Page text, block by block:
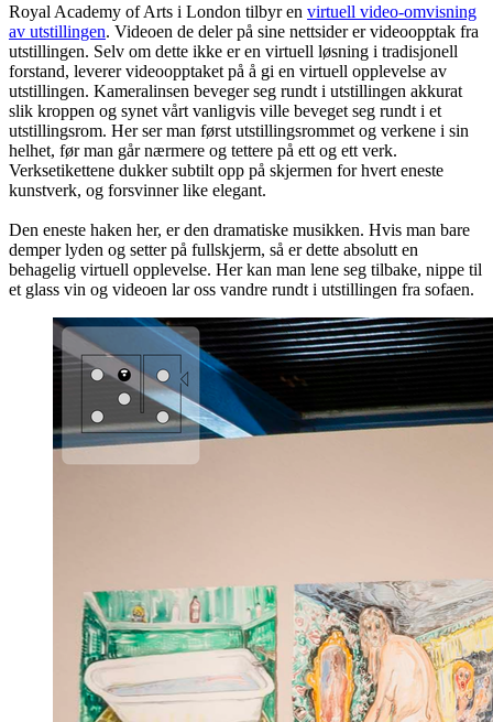
Royal Academy of Arts i London tilbyr en virtuell video-omvisning
av utstillingen. Videoen de deler på sine nettsider er videoopptak fra
utstillingen. Selv om dette ikke er en virtuell løsning i tradisjonell
forstand, leverer videoopptaket på å gi en virtuell opplevelse av
utstillingen. Kameralinsen beveger seg rundt i utstillingen akkurat
slik kroppen og synet vårt vanligvis ville beveget seg rundt i et
utstillingsrom. Her ser man først utstillingsrommet og verkene i sin
helhet, før man går nærmere og tettere på ett og ett verk.
Verksetikettene dukker subtilt opp på skjermen for hvert eneste
kunstverk, og forsvinner like elegant.
Den eneste haken her, er den dramatiske musikken. Hvis man bare
demper lyden og setter på fullskjerm, så er dette absolutt en
behagelig virtuell opplevelse. Her kan man lene seg tilbake, nippe til
et glass vin og videoen lar oss vandre rundt i utstillingen fra sofaen.